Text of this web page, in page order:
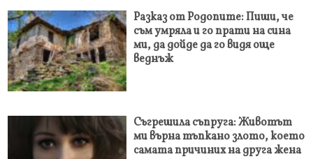
Разказ от Родопите: Пиши, че
съм умряла и го прати на сина
ми, да дойде да го видя още
веднъж
Съгрешила съпруга: Животът
ми върна тъпкано злото, което
самата причиних на друга жена